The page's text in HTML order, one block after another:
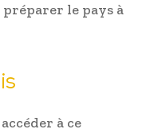
le pays à
à ce